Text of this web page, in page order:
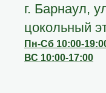
г. Барнаул,
цокольный
Пн-Сб 10:00-
ВС 10:00-17:00